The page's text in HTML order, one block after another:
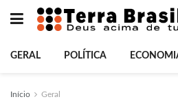
GERAL POLÍTICA
Início Geral